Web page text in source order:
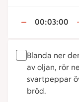
00:03:00
Blanda ner
av oljan, rör
svartpeppar
bröd.